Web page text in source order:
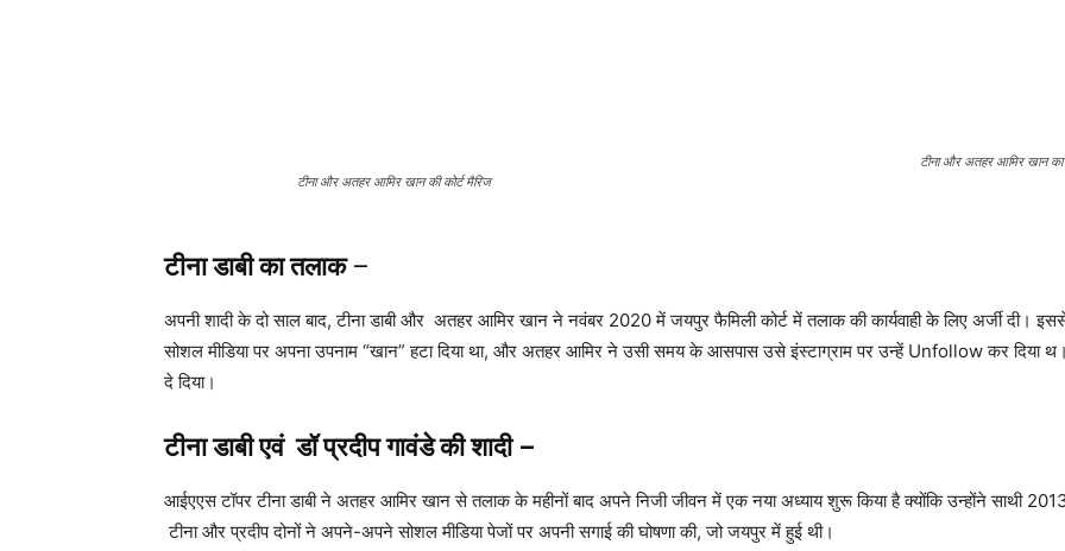
टीना और अतहर आमिर खान की कोर्ट मैरिज
टीना और अतहर आमिर खान का
टीना डाबीका तलाक –
अपनी शादी के दो साल बाद, टीना डाबी और अतहर आमिर खान ने नवंबर 2020 में जयपुर फैमिली कोर्ट में तलाक की कार्यवाही के लिए अर्जी दी।
सोशल मीडिया पर अपना उपनाम “खान” हटा दिया था, और अतहर आमिर ने उसी समय के आसपास उसे इंस्टाग्राम पर उन्हें Unfollow कर दिया
दे दिया।
टीना डाबी एवं डॉ प्रदीप गावंडे की शादी –
आईएएस टॉपर टीना डाबी ने अतहर आमिर खान से तलाक के महीनों बाद अपने निजी जीवन में एक नया अध्याय शुरू किया है क्योंकि उन्होंने साथी
टीना और प्रदीप दोनों ने अपने-अपने सोशल मीडिया पेजों पर अपनी सगाई की घोषणा की, जो जयपुर में हुई थी।